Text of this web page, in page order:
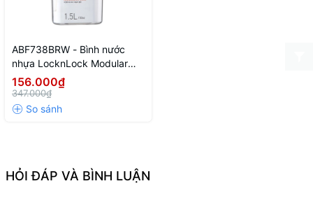
ABF738BRW - Bình nước
nhựa LocknLock Modular
Jug 1.5L - Màu nâu
156.000₫
347.000₫
HỎI ĐÁP VÀ BÌNH LUẬN